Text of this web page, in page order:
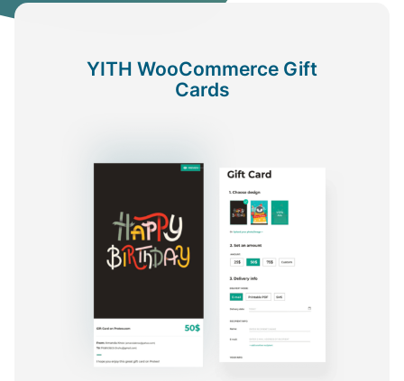
YITH WooCommerce Gift
Cards